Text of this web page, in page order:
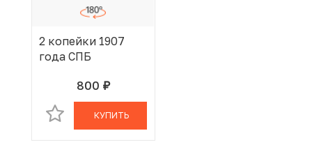
2 копейки 1907
года СПБ
800 руб.
В КОРЗИНЕ
КУПИТЬ